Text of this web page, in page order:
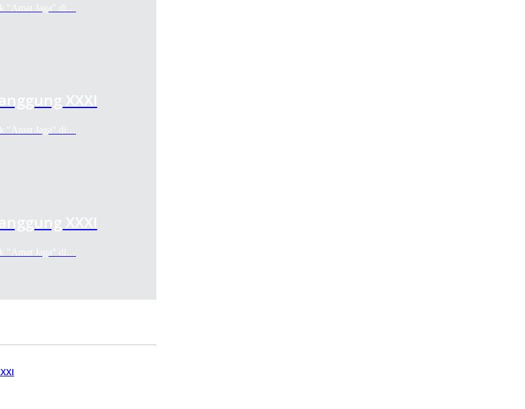
"Amat Jaga" di…
XXXI
"Amat Jaga" di…
XXXI
"Amat Jaga" di…